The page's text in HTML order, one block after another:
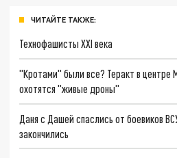
ЧИТАЙТЕ ТАКЖЕ:
Технофашисты XXI века
"Кротами" были все? Теракт в центре
охотятся "живые дроны"
Даня с Дашей спаслись от боевиков
закончились